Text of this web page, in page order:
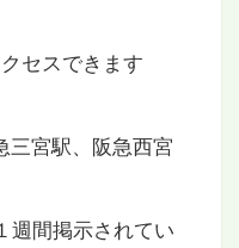
セスできます
三宮駅、阪急西宮
週間掲示されてい